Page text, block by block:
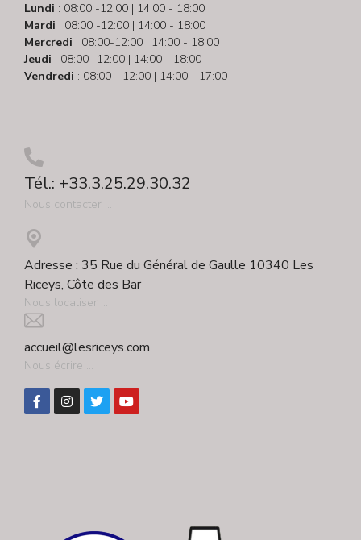
Lundi : 08:00 -12:00 | 14:00 - 18:00
Mardi : 08:00 -12:00 | 14:00 - 18:00
Mercredi : 08:00-12:00 | 14:00 - 18:00
Jeudi : 08:00 -12:00 | 14:00 - 18:00
Vendredi : 08:00 - 12:00 | 14:00 - 17:00
Tél.: +33.3.25.29.30.32
Nous contacter ...
Adresse : 35 Rue du Général de Gaulle 10340 Les
Riceys, Côte des Bar
Nous localiser ...
accueil@lesriceys.com
Nous écrire ...